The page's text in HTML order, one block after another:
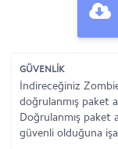
GÜVENLİK
İndireceğiniz
doğrulanmış paket
Doğrulanmış paket
güvenli olduğuna